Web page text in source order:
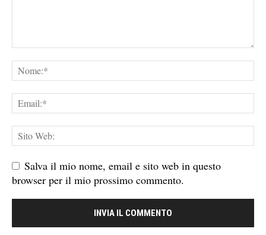
Salva il mio nome, email e sito web in questo
browser per il mio prossimo commento.